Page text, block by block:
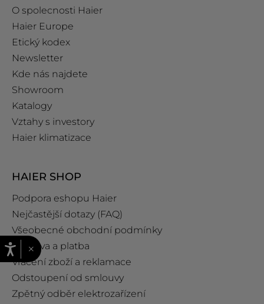
O spolecnosti Haier
Haier Europe
Etický kodex
Newsletter
Kde nás najdete
Showroom
Katalogy
Vztahy s investory
Haier klimatizace
HAIER SHOP
Podpora eshopu Haier
Nejčastější dotazy (FAQ)
Všeobecné obchodní podmínky
Doprava a platba
Vrácení zboží a reklamace
Odstoupení od smlouvy
Zpětný odběr elektrozařízení
×